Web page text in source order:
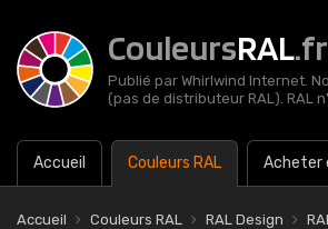
CouleursRAL.fr
Publié par Whirlwind Internet.
(pas de distributeur RAL). RAL
Accueil Couleurs RAL Acheter
Accueil Couleurs RAL RAL Design